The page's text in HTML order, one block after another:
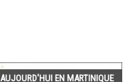
AUJOURD'HUI EN MARTINIQUE